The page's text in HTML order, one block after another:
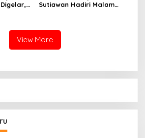
Sutiawan Hadiri Malam
View More